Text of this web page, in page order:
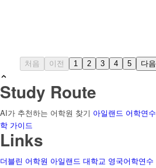
처음 이전 1 2 3 4 5 다음
Study Route
AI가 추천하는 어학원 찾기 아일랜드 어학연수
학 가이드
Links
더블린 어학원 아일랜드 대학교 영국어학연수